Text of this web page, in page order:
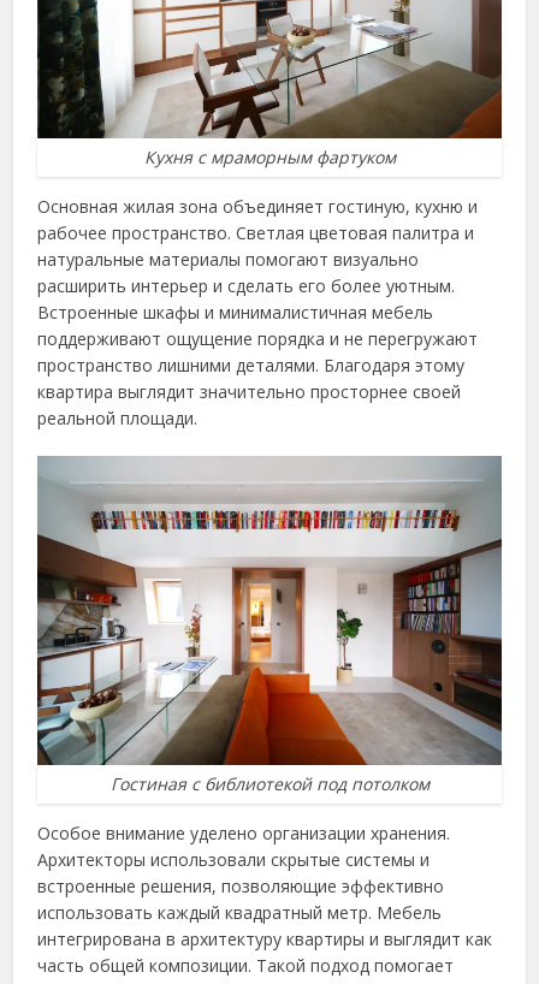
Кухня с мраморным фартуком
Основная жилая зона объединяет гостиную, кухню и
рабочее пространство. Светлая цветовая палитра и
натуральные материалы помогают визуально
расширить интерьер и сделать его более уютным.
Встроенные шкафы и минималистичная мебель
поддерживают ощущение порядка и не перегружают
пространство лишними деталями. Благодаря этому
квартира выглядит значительно просторнее своей
реальной площади.
Гостиная с библиотекой под потолком
Особое внимание уделено организации хранения.
Архитекторы использовали скрытые системы и
встроенные решения, позволяющие эффективно
использовать каждый квадратный метр. Мебель
интегрирована в архитектуру квартиры и выглядит как
часть общей композиции. Такой подход помогает